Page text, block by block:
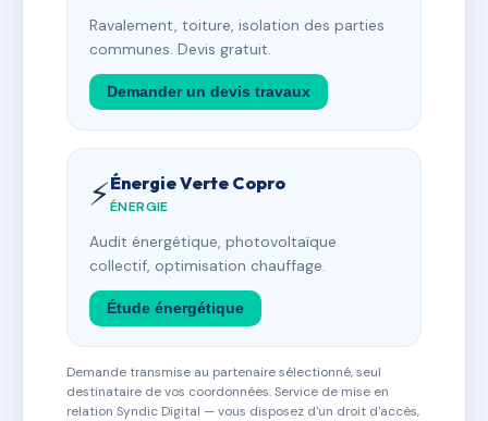
Ravalement, toiture, isolation des parties
communes. Devis gratuit.
Demander un devis travaux
⚡Énergie Verte Copro
ÉNERGIE
Audit énergétique, photovoltaïque
collectif, optimisation chauffage.
Étude énergétique
Demande transmise au partenaire sélectionné, seul
destinataire de vos coordonnées. Service de mise en
relation Syndic Digital — vous disposez d'un droit d'accès,